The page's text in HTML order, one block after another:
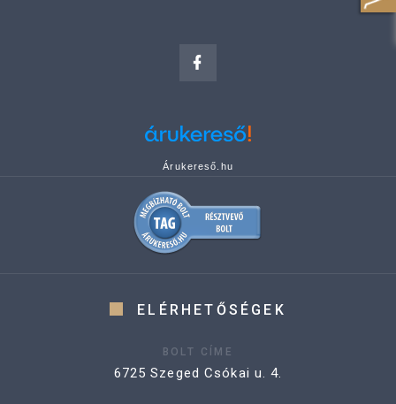
Árukereső.hu
ELÉRHETŐSÉGEK
BOLT CÍME
6725 Szeged Csókai u. 4.